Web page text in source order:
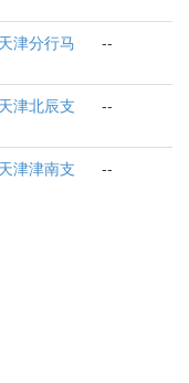
津分行马
--
津北辰支
--
津津南支
--